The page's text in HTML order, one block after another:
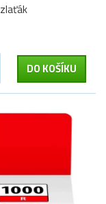
DO KOŠÍKU